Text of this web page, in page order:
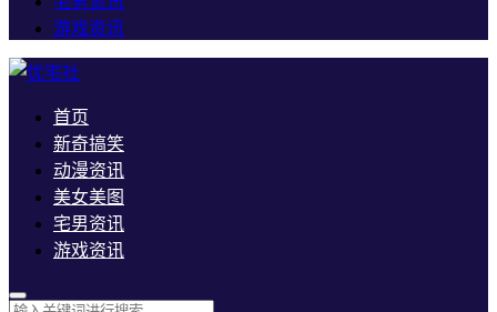
游戏资讯
首页
新奇搞笑
动漫资讯
美女美图
宅男资讯
游戏资讯